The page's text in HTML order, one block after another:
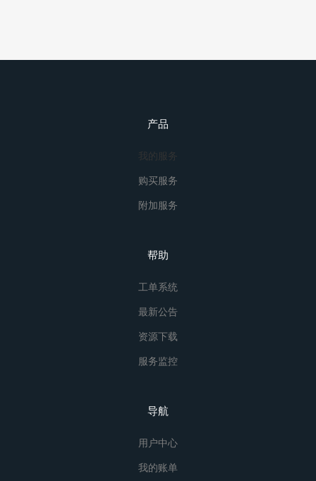
产品
我的服务
购买服务
附加服务
帮助
工单系统
最新公告
资源下载
服务监控
导航
用户中心
我的账单